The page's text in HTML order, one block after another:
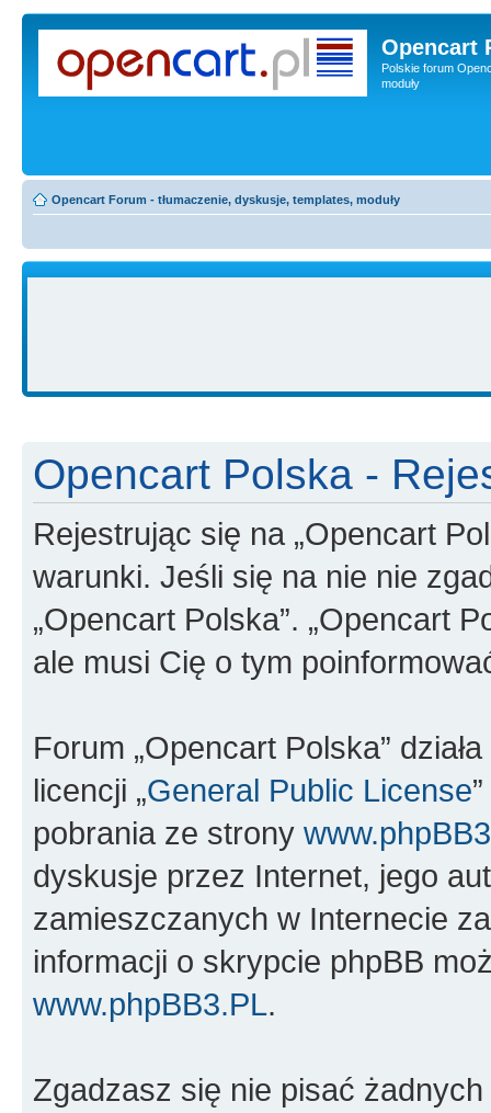
Opencart
Polskie forum
moduły
Opencart Forum - tłumaczenie, dyskusje, templates, moduły
Opencart Polska -
Rejestrując się na „Opencart
warunki. Jeśli się na nie nie
„Opencart Polska”. „Opencart
ale musi Cię o tym
Forum „Opencart Polska”
licencji „General Public License
pobrania ze strony
dyskusje przez Internet, jego
zamieszczanych w Internecie
informacji o skrypcie phpBB
www.phpBB3.PL.
Zgadzasz się nie pisać